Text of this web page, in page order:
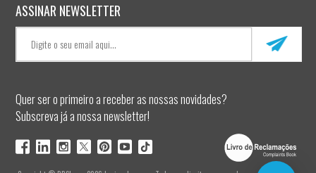
ASSINAR NEWSLETTER
Quer ser o primeiro a receber as nossas novidades?
Subscreva já a nossa newsletter!